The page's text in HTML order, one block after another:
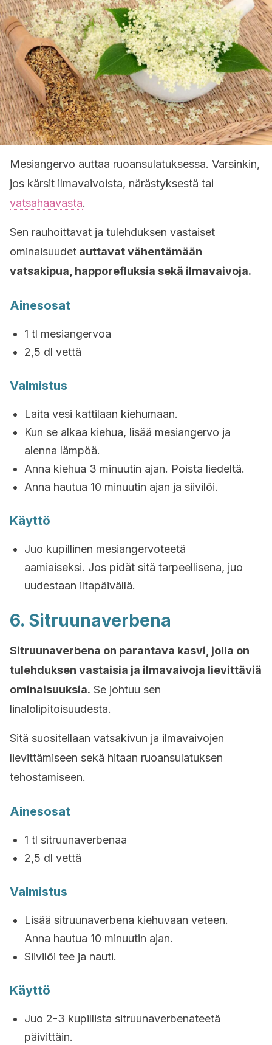
Mesiangervo auttaa ruoansulatuksessa. Varsinkin,
jos kärsit ilmavaivoista, närästyksestä tai
vatsahaavasta.
Sen rauhoittavat ja tulehduksen vastaiset
ominaisuudet auttavat vähentämään
vatsakipua, happorefluksia sekä ilmavaivoja.
Ainesosat
1 tl mesiangervoa
2,5 dl vettä
Valmistus
Laita vesi kattilaan kiehumaan.
Kun se alkaa kiehua, lisää mesiangervo ja
alenna lämpöä.
Anna kiehua 3 minuutin ajan. Poista liedeltä.
Anna hautua 10 minuutin ajan ja siivilöi.
Käyttö
Juo kupillinen mesiangervoteetä
aamiaiseksi. Jos pidät sitä tarpeellisena, juo
uudestaan iltapäivällä.
6. Sitruunaverbena
Sitruunaverbena on parantava kasvi, jolla on
tulehduksen vastaisia ja ilmavaivoja lievittäviä
ominaisuuksia. Se johtuu sen
linalolipitoisuudesta.
Sitä suositellaan vatsakivun ja ilmavaivojen
lievittämiseen sekä hitaan ruoansulatuksen
tehostamiseen.
Ainesosat
1 tl sitruunaverbenaa
2,5 dl vettä
Valmistus
Lisää sitruunaverbena kiehuvaan veteen.
Anna hautua 10 minuutin ajan.
Siivilöi tee ja nauti.
Käyttö
Juo 2-3 kupillista sitruunaverbenateetä
päivittäin.